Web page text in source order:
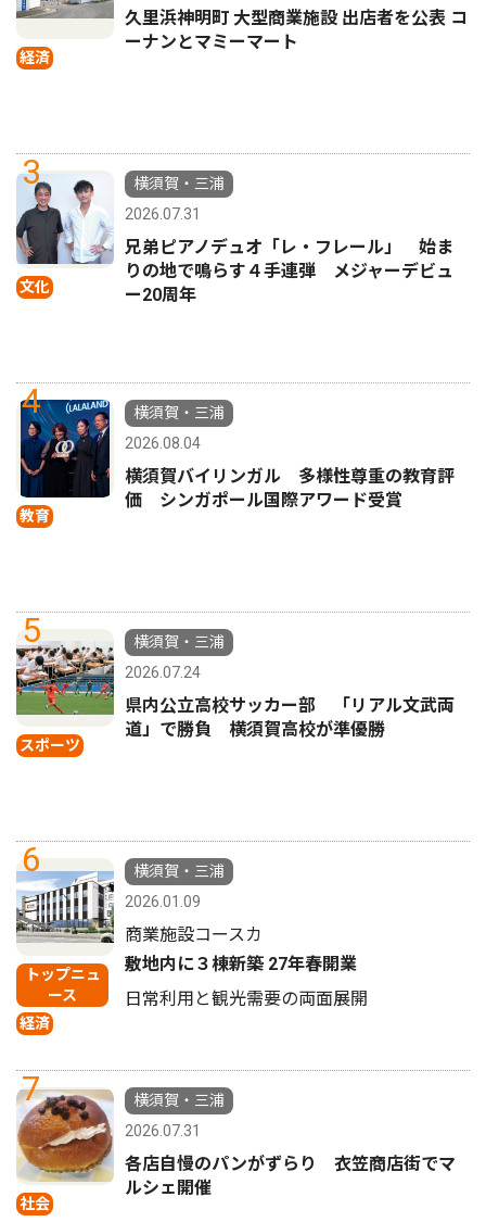
経済
久里浜神明町 大型商業施設 出店者を公表 コ
ーナンとマミーマート
3
文化
横須賀・三浦
2026.07.31
兄弟ピアノデュオ「レ・フレール」 始ま
りの地で鳴らす４手連弾 メジャーデビュ
ー20周年
4
教育
横須賀・三浦
2026.08.04
横須賀バイリンガル 多様性尊重の教育評
価 シンガポール国際アワード受賞
5
スポーツ
横須賀・三浦
2026.07.24
県内公立高校サッカー部 「リアル文武両
道」で勝負 横須賀高校が準優勝
6
トップニュ
ース
経済
横須賀・三浦
2026.01.09
商業施設コースカ
敷地内に３棟新築 27年春開業
日常利用と観光需要の両面展開
7
社会
横須賀・三浦
2026.07.31
各店自慢のパンがずらり 衣笠商店街でマ
ルシェ開催